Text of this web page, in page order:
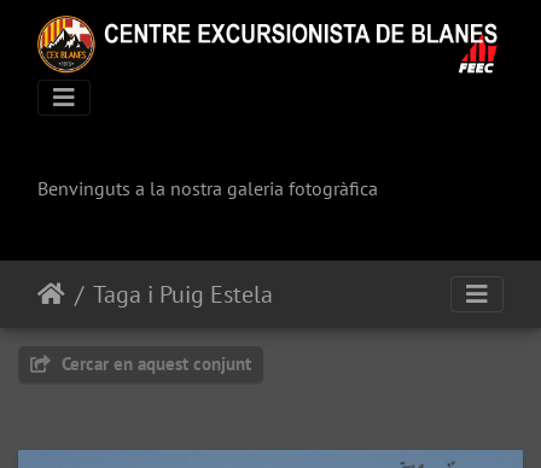
Benvinguts a la nostra galeria fotogràfica
Taga i Puig Estela
Cercar en aquest conjunt